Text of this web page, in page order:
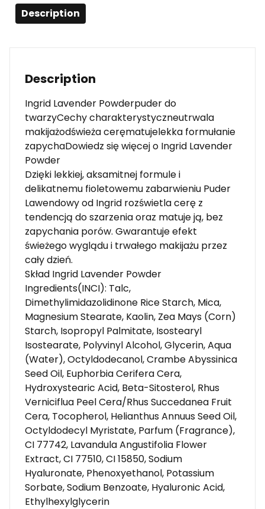
Description
Description
Ingrid Lavender Powderpuder do
twarzyCechy charakterystyczneutrwala
makijażodświeża ceręmatujelekka formułanie
zapychaDowiedz się więcej o Ingrid Lavender
Powder
Dzięki lekkiej, aksamitnej formule i
delikatnemu fioletowemu zabarwieniu Puder
Lawendowy od Ingrid rozświetla cerę z
tendencją do szarzenia oraz matuje ją, bez
zapychania porów. Gwarantuje efekt
świeżego wyglądu i trwałego makijażu przez
cały dzień.
Skład Ingrid Lavender Powder
Ingredients(INCI): Talc,
Dimethylimidazolidinone Rice Starch, Mica,
Magnesium Stearate, Kaolin, Zea Mays (Corn)
Starch, Isopropyl Palmitate, Isostearyl
Isostearate, Polyvinyl Alcohol, Glycerin, Aqua
(Water), Octyldodecanol, Crambe Abyssinica
Seed Oil, Euphorbia Cerifera Cera,
Hydroxystearic Acid, Beta-Sitosterol, Rhus
Verniciflua Peel Cera/Rhus Succedanea Fruit
Cera, Tocopherol, Helianthus Annuus Seed Oil,
Octyldodecyl Myristate, Parfum (Fragrance),
CI 77742, Lavandula Angustifolia Flower
Extract, CI 77510, CI 15850, Sodium
Hyaluronate, Phenoxyethanol, Potassium
Sorbate, Sodium Benzoate, Hyaluronic Acid,
Ethylhexylglycerin